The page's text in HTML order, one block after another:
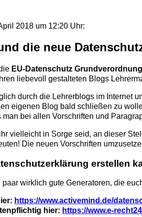
2018 um 12:20 Uhr:
die neue
EU-Datenschutz
liebevoll gestalteten Blogs
durch die Lehrerblogs im Internet
eigenen Blog bald schließen zu
man bei allen Vorschriften und
vielleicht in Sorge seid, an dieser
Die neuen Vorschriften
erstellen
paar wirklich gute Generatoren, die
https://www.activemind.de/
hier: https://www.e-